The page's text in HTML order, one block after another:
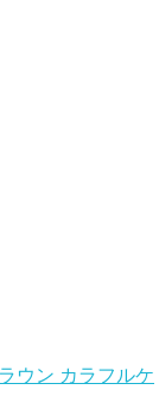
ウン カラフルケ